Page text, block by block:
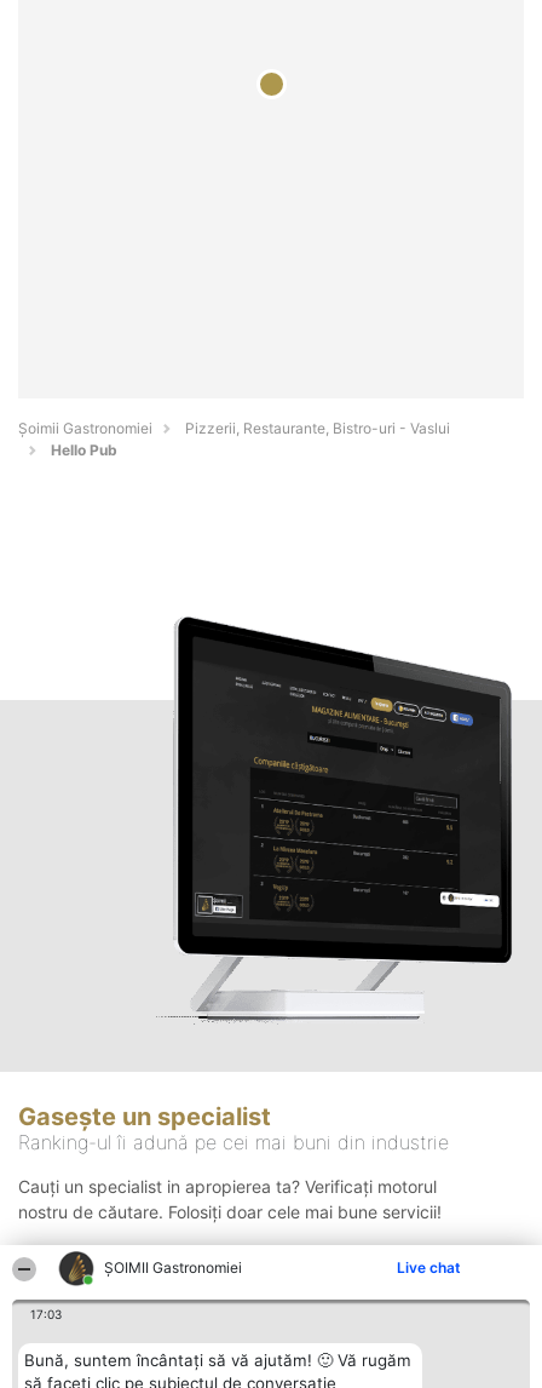
ȘOIMII Gastronomiei Live chat
17:03
Bună, suntem încântați să vă ajutăm! 🙂 Vă rugăm
să faceți clic pe subiectul de conversație
Șoimii Gastronomiei
Pizzerii, Restaurante, Bistro-uri - Vaslui
Hello Pub
Gasește un specialist
Ranking-ul îi adună pe cei mai buni din industrie
Cauți un specialist in apropierea ta? Verificați motorul
nostru de căutare. Folosiți doar cele mai bune servicii!